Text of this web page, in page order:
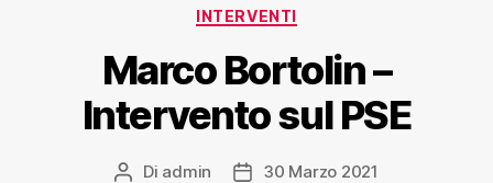
INTERVENTI
Marco Bortolin –
Intervento sul PSE
Di admin 30 Marzo 2021